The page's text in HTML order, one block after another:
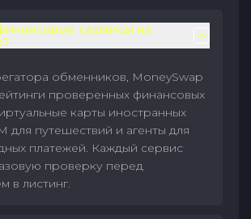
сервисы на
обменников, MoneySwap
проверенных финансовых
карты иностранных
для путешествий и агенты для
платежей. Каждый сервис
проверку перед
в листинг.